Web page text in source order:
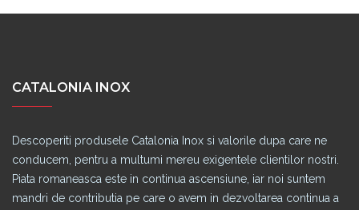
CATALONIA INOX
Descoperiti produsele Catalonia Inox si valorile dupa care ne
conducem, pentru a multumi mereu exigentele clientilor nostri.
Piata romaneasca este in continua ascensiune, iar noi suntem
mandri de contributia pe care o avem in dezvoltarea continua a